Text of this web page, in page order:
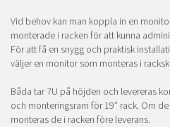
Vid behov kan man koppla in en
monterade i racken för att kunna
För att få en snygg och praktisk
väljer en monitor som monteras i
Båda tar 7U på höjden och levereras
och monteringsram för 19” rack. Om
monteras de i racken före leverans.